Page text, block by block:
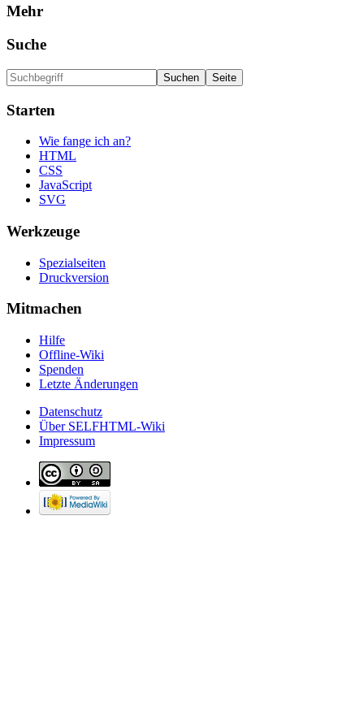
Mehr
Suche
Starten
Wie fange ich an?
HTML
CSS
JavaScript
SVG
Werkzeuge
Spezialseiten
Druckversion
Mitmachen
Hilfe
Offline-Wiki
Spenden
Letzte Änderungen
Datenschutz
Über SELFHTML-Wiki
Impressum